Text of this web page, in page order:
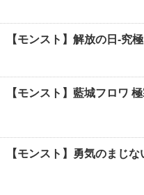
【モンスト】解放の日-
【モンスト】藍城フロワ
【モンスト】勇気のまじ